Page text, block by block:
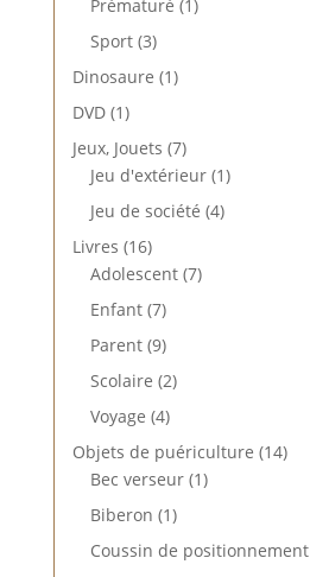
Prématuré 1
Sport 33
produits
Dinosaure 11
DVD 11
produit
Jeux, Jouets 77
produits
Jeu d'extérieur 11
Jeu de société 44
Livres 1616
produits
Adolescent 77
Enfant 77
produits
Parent 99
produits
Scolaire 22
Voyage 44
produits
Objets de puériculture 1414
Bec verseur 11
Biberon 11
produit
Coussin de positionnement